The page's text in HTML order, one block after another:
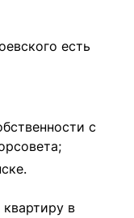
есть
с
в